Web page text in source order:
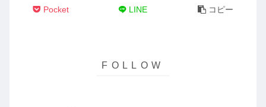
Pocket LINE コピー